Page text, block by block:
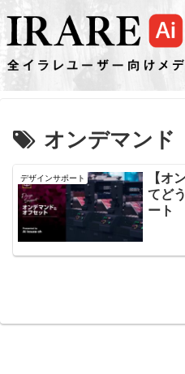
オンデマンド
デザインサポート
【オ
てど
ート